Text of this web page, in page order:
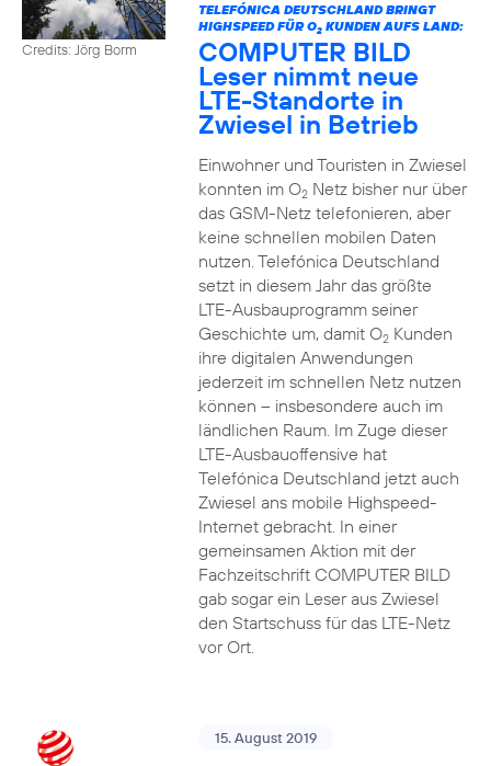
Credits: Jörg Borm
TELEFÓNICA DEUTSCHLAND BRINGT
HIGHSPEED FÜR O2KUNDEN AUFS LAND:
COMPUTER BILD
Leser nimmt neue
LTE-Standorte in
Zwiesel in Betrieb
Einwohner und Touristen in Zwiesel
konnten im O2Netz bisher nur über
das GSM-Netz telefonieren, aber
keine schnellen mobilen Daten
nutzen. Telefónica Deutschland
setzt in diesem Jahr das größte
LTE-Ausbauprogramm seiner
Geschichte um, damit O2Kunden
ihre digitalen Anwendungen
jederzeit im schnellen Netz nutzen
können – insbesondere auch im
ländlichen Raum. Im Zuge dieser
LTE-Ausbauoffensive hat
Telefónica Deutschland jetzt auch
Zwiesel ans mobile Highspeed-
Internet gebracht. In einer
gemeinsamen Aktion mit der
Fachzeitschrift COMPUTER BILD
gab sogar ein Leser aus Zwiesel
den Startschuss für das LTE-Netz
vor Ort.
15. August 2019